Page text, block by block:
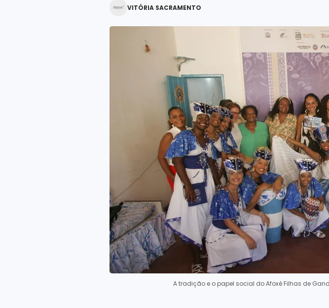
VITÓRIA SACRAMENTO
A tradição e o papel social do Afoxé Filhas de